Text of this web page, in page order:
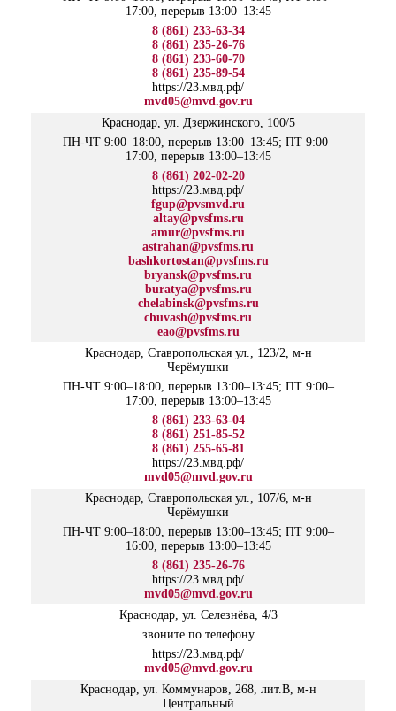
17:00, перерыв 13:00–13:45
8 (861) 233-63-34
8 (861) 235-26-76
8 (861) 233-60-70
8 (861) 235-89-54
https://23.мвд.рф/
mvd05@mvd.gov.ru
Краснодар, ул. Дзержинского, 100/5
ПН-ЧТ 9:00–18:00, перерыв 13:00–13:45; ПТ 9:00–
17:00, перерыв 13:00–13:45
8 (861) 202-02-20
https://23.мвд.рф/
fgup@pvsmvd.ru
altay@pvsfms.ru
amur@pvsfms.ru
astrahan@pvsfms.ru
bashkortostan@pvsfms.ru
bryansk@pvsfms.ru
buratya@pvsfms.ru
chelabinsk@pvsfms.ru
chuvash@pvsfms.ru
eao@pvsfms.ru
Краснодар, Ставропольская ул., 123/2, м-н
Черёмушки
ПН-ЧТ 9:00–18:00, перерыв 13:00–13:45; ПТ 9:00–
17:00, перерыв 13:00–13:45
8 (861) 233-63-04
8 (861) 251-85-52
8 (861) 255-65-81
https://23.мвд.рф/
mvd05@mvd.gov.ru
Краснодар, Ставропольская ул., 107/6, м-н
Черёмушки
ПН-ЧТ 9:00–18:00, перерыв 13:00–13:45; ПТ 9:00–
16:00, перерыв 13:00–13:45
8 (861) 235-26-76
https://23.мвд.рф/
mvd05@mvd.gov.ru
Краснодар, ул. Селезнёва, 4/3
звоните по телефону
https://23.мвд.рф/
mvd05@mvd.gov.ru
Краснодар, ул. Коммунаров, 268, лит.В, м-н
Центральный